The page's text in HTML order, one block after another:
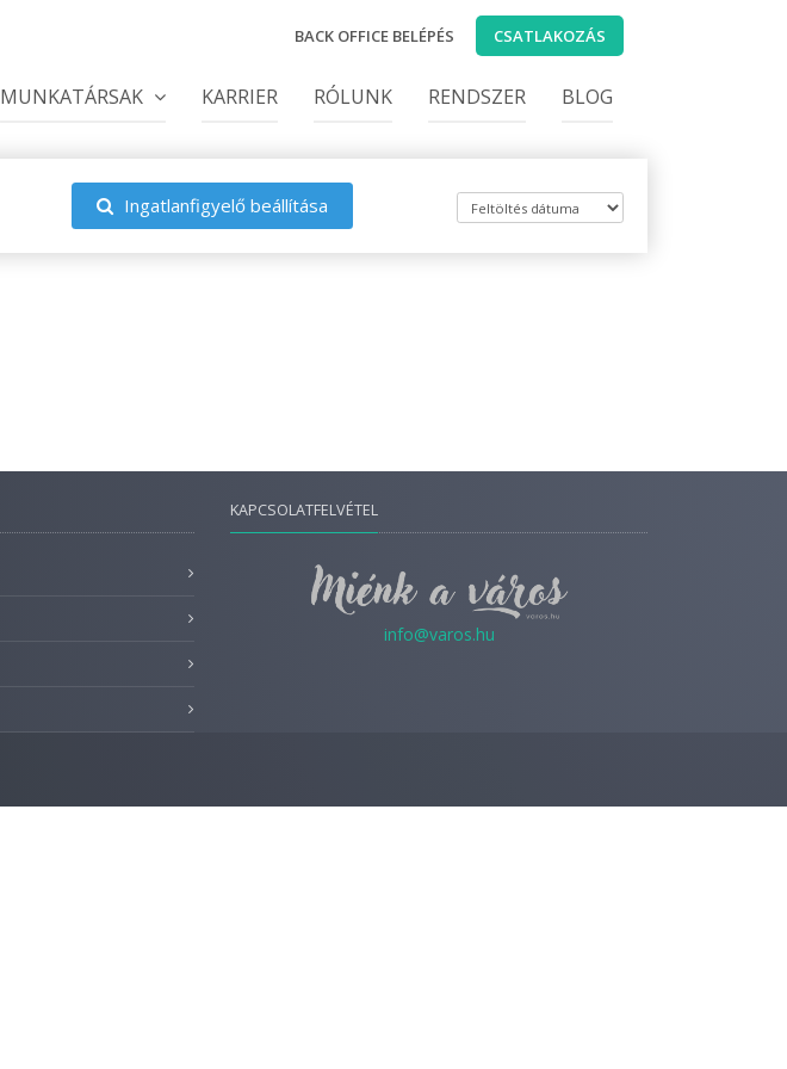
BACK OFFICE BELÉPÉS CSATLAKOZÁS
MUNKATÁRSAK KARRIER RÓLUNK RENDSZER BLOG
Ingatlanfigyelő beállítása
KAPCSOLATFELVÉTEL
info@varos.hu